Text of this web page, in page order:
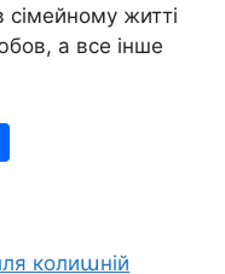
житті
a все інше
e колиաній